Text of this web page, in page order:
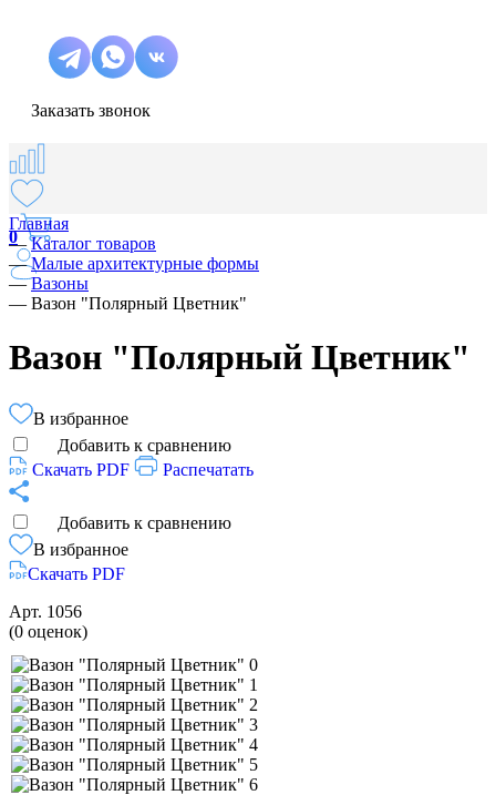
Заказать звонок
0
Главная
—Каталог товаров
—Малые архитектурные формы
—Вазоны
— Вазон "Полярный Цветник"
Вазон "Полярный Цветник"
В избранное
Добавить к сравнению
Скачать PDF
Распечатать
Добавить к сравнению
В избранное
Скачать PDF
Арт. 1056
(0 оценок)